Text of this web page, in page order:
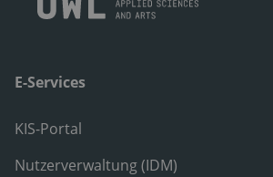
E-Services
KIS-Portal
Nutzerverwaltung (IDM)